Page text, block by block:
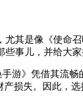
其是像《使命
些事儿，并给大
游》凭借其流
损失。因此，